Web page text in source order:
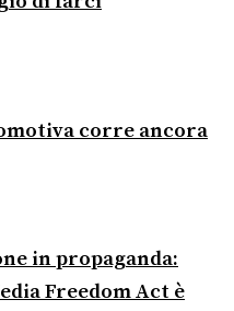
corre ancora
in propaganda:
Freedom Act è